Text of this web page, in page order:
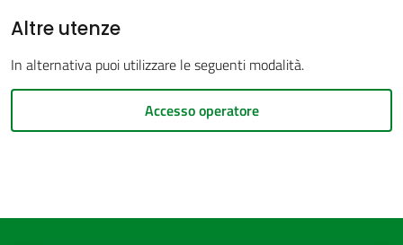
gli
argomenti...
Seguici
Altre utenze
In alternativa puoi utilizzare le seguenti modalità.
Accesso operatore